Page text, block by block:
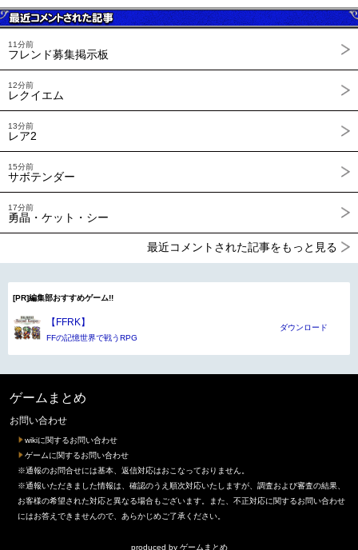
11分前
フレンド募集掲示板
12分前
レクイエム
13分前
レア2
15分前
サボテンダー
17分前
勇晶・ケット・シー
最近コメントされた記事をもっと見る
[PR]編集部おすすめゲーム!!
【FFRK】
FFの記憶世界で戦うRPG
ダウンロード
ゲームまとめ
お問い合わせ
wikiに関するお問い合わせ
ゲームに関するお問い合わせ
※通報のお問合せには基本、返信対応はおこなっておりません。
※通報いただきました情報は、確認のうえ順次対応いたしますが、調査および審査の結果、
お客様の希望された対応と異なる場合もございます。また、不正対応に関するお問い合わせ
にはお答えできませんので、あらかじめご了承ください。
produced by ゲームまとめ